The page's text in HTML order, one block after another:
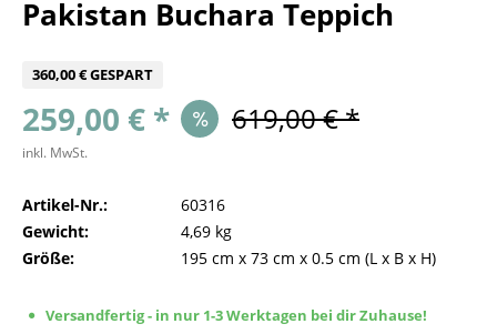
Pakistan Buchara Teppich
360,00 € GESPART
259,00 € * 619,00 € *
inkl. MwSt.
Artikel-Nr.:
60316
Gewicht:
4,69 kg
Größe:
195 cm x 73 cm x 0.5 cm (L x B x H)
Versandfertig - in nur 1-3 Werktagen bei dir Zuhause!